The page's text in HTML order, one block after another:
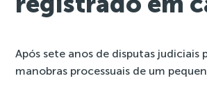
Após sete anos de disputas judiciais
manobras processuais de um